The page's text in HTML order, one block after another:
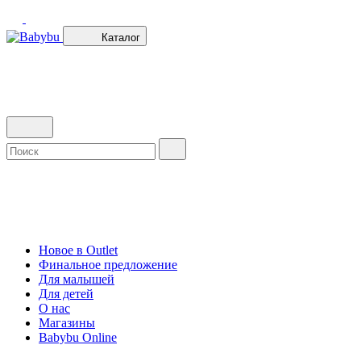
Каталог
Новое в Outlet
Финальное предложение
Для малышей
Для детей
О нас
Магазины
Babybu Online